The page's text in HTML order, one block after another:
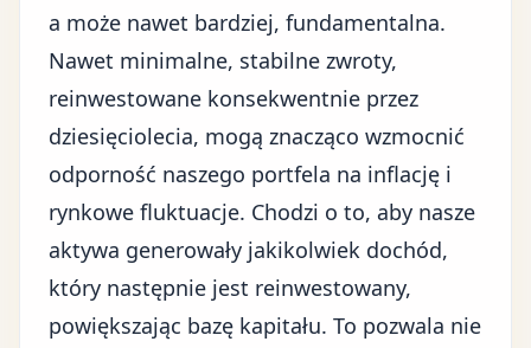
a może nawet bardziej, fundamentalna.
Nawet minimalne, stabilne zwroty,
reinwestowane konsekwentnie przez
dziesięciolecia, mogą znacząco wzmocnić
odporność naszego portfela na inflację i
rynkowe fluktuacje. Chodzi o to, aby nasze
aktywa generowały jakikolwiek dochód,
który następnie jest reinwestowany,
powiększając bazę kapitału. To pozwala nie